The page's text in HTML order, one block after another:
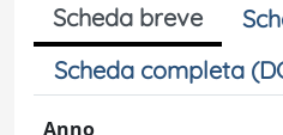
Scheda breve
Scheda completa
Anno